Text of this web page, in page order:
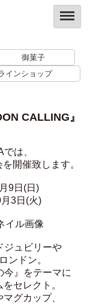
御菓子
インショップ
CALLING』
は、
開催致します。
9日(日)
3日(火)
ジュビリーや
ンドン。
今』をテーマに
セレクト。
グカップ、